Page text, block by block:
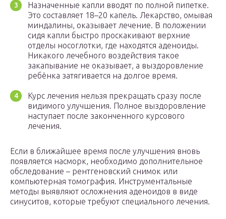
Назначенные капли вводят по полной пипетке.
Это составляет 18–20 капель. Лекарство, омывая
миндалины, оказывает лечение. В положении
сидя капли быстро проскакивают верхние
отделы носоглотки, где находятся аденоиды.
Никакого лечебного воздействия такое
закапывание не оказывает, а выздоровление
ребёнка затягивается на долгое время.
Курс лечения нельзя прекращать сразу после
видимого улучшения. Полное выздоровление
наступает после законченного курсового
лечения.
Если в ближайшее время после улучшения вновь
появляется насморк, необходимо дополнительное
обследование – рентгеновский снимок или
компьютерная томография. Инструментальные
методы выявляют осложнения аденоидов в виде
синуситов, которые требуют специального лечения.